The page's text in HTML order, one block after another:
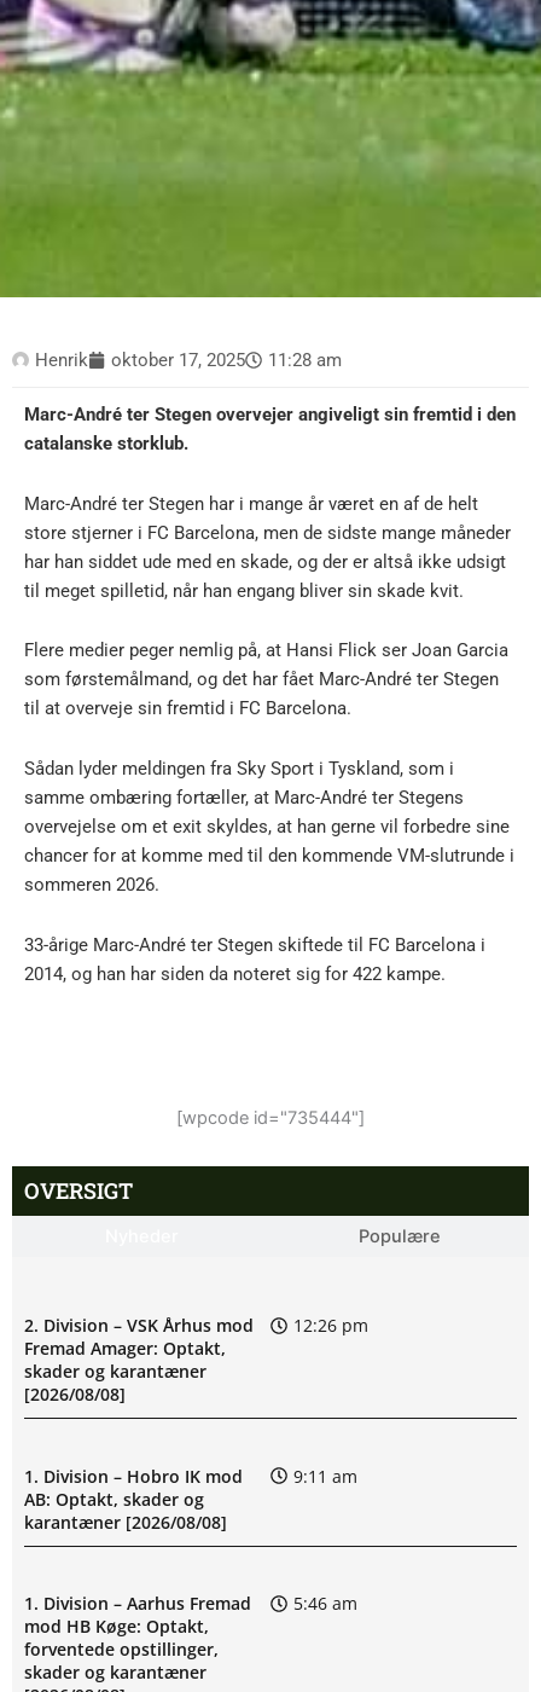
Henrik oktober 17, 2025 11:28 am
Marc-André ter Stegen overvejer angiveligt sin fremtid i den
catalanske storklub.
Marc-André ter Stegen har i mange år været en af de helt
store stjerner i FC Barcelona, men de sidste mange måneder
har han siddet ude med en skade, og der er altså ikke udsigt
til meget spilletid, når han engang bliver sin skade kvit.
Flere medier peger nemlig på, at Hansi Flick ser Joan Garcia
som førstemålmand, og det har fået Marc-André ter Stegen
til at overveje sin fremtid i FC Barcelona.
Sådan lyder meldingen fra Sky Sport i Tyskland, som i
samme ombæring fortæller, at Marc-André ter Stegens
overvejelse om et exit skyldes, at han gerne vil forbedre sine
chancer for at komme med til den kommende VM-slutrunde i
sommeren 2026.
33-årige Marc-André ter Stegen skiftede til FC Barcelona i
2014, og han har siden da noteret sig for 422 kampe.
[wpcode id="735444"]
OVERSIGT
Populære
2. Division – VSK Århus mod
Fremad Amager: Optakt,
skader og karantæner
[2026/08/08]
12:26 pm
1. Division – Hobro IK mod
AB: Optakt, skader og
karantæner [2026/08/08]
9:11 am
1. Division – Aarhus Fremad
mod HB Køge: Optakt,
forventede opstillinger,
skader og karantæner
5:46 am